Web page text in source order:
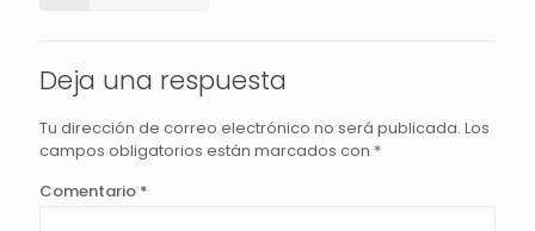
Deja una respuesta
Tu dirección de correo electrónico no será publicada. Los
campos obligatorios están marcados con *
Comentario *